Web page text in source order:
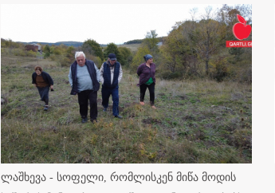
ლაშხევა - სოფელი, რომლისკენ მიწა მოდის